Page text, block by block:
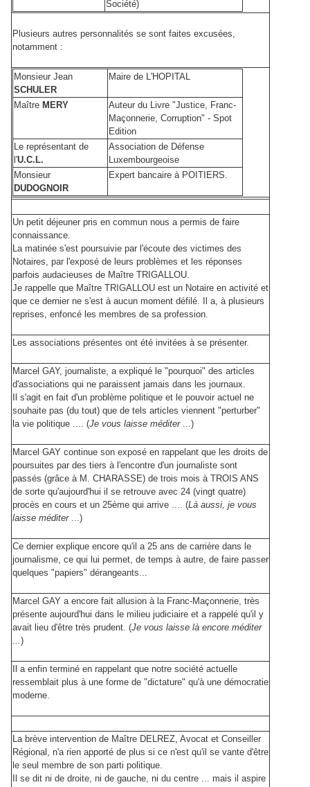
Société)
Plusieurs autres personnalités se sont faites excusées,
notamment :
Monsieur Jean
SCHULER
Maire de L'HOPITAL
Maître MERY
Auteur du Livre "Justice, Franc-
Maçonnerie, Corruption" - Spot
Edition
Le représentant de
l'U.C.L.
Association de Défense
Luxembourgeoise
Monsieur
DUDOGNOIR
Expert bancaire à POITIERS.
Un petit déjeuner pris en commun nous a permis de faire
connaissance.
La matinée s'est poursuivie par l'écoute des victimes des
Notaires, par l'exposé de leurs problèmes et les réponses
parfois audacieuses de Maître TRIGALLOU.
Je rappelle que Maître TRIGALLOU est un Notaire en activité et
que ce dernier ne s'est à aucun moment défilé. Il a, à plusieurs
reprises, enfoncé les membres de sa profession.
Les associations présentes ont été invitées à se présenter.
Marcel GAY, journaliste, a expliqué le "pourquoi" des articles
d'associations qui ne paraissent jamais dans les journaux.
Il s'agit en fait d'un problème politique et le pouvoir actuel ne
souhaite pas (du tout) que de tels articles viennent "perturber"
la vie politique .... (Je vous laisse méditer...)
Marcel GAY continue son exposé en rappelant que les droits de
poursuites par des tiers à l'encontre d'un journaliste sont
passés (grâce à M. CHARASSE) de trois mois à TROIS ANS
de sorte qu'aujourd'hui il se retrouve avec 24 (vingt quatre)
procès en cours et un 25ème qui arrive .... (Là aussi, je vous
laisse méditer...)
Ce dernier explique encore qu'il a 25 ans de carrière dans le
journalisme, ce qui lui permet, de temps à autre, de faire passer
quelques "papiers" dérangeants...
Marcel GAY a encore fait allusion à la Franc-Maçonnerie, très
présente aujourd'hui dans le milieu judiciaire et a rappelé qu'il y
avait lieu d'être très prudent. (Je vous laisse là encore méditer
...)
Il a enfin terminé en rappelant que notre société actuelle
ressemblait plus à une forme de "dictature" qu'à une démocratie
moderne.
La brève intervention de Maître DELREZ, Avocat et Conseiller
Régional, n'a rien apporté de plus si ce n'est qu'il se vante d'être
le seul membre de son parti politique.
Il se dit ni de droite, ni de gauche, ni du centre ... mais il aspire